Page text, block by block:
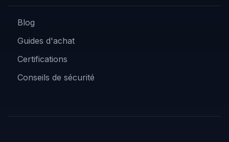
Blog
Guides d'achat
Certifications
Conseils de sécurité